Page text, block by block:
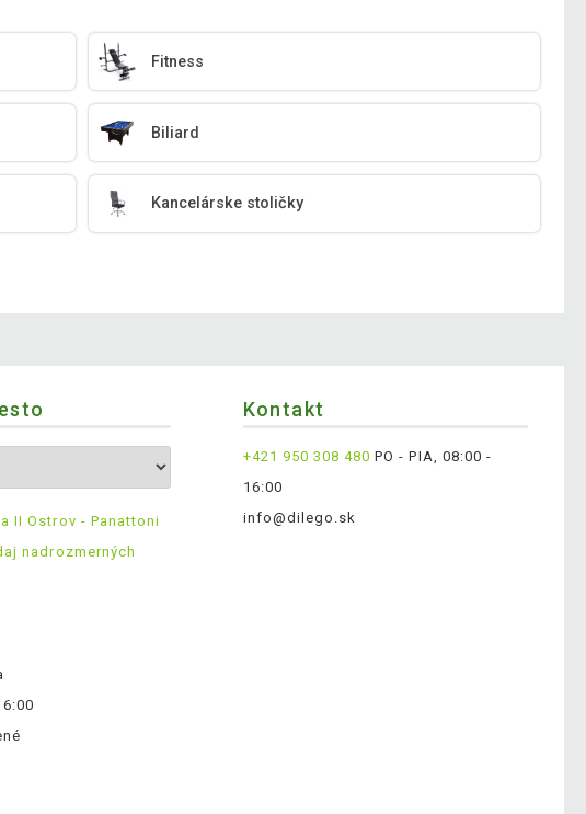
Fitness
Biliard
Kancelárske stoličky
II Ostrov - Panattoni
nadrozmerných
Kontakt
+421 950 308 480 PO - PIA, 08:00 -
16:00
info@dilego.sk